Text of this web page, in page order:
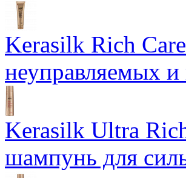
Kerasilk Rich
неуправляемых
Kerasilk Ultra
шампунь для